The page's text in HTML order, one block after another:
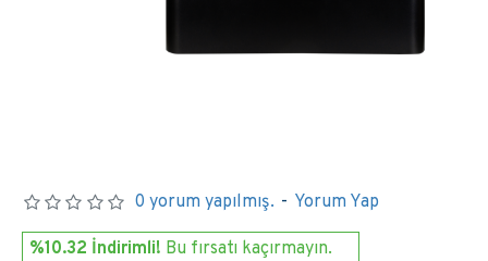
0 yorum yapılmış. - Yorum Yap
%10.32 İndirimli! Bu fırsatı kaçırmayın.